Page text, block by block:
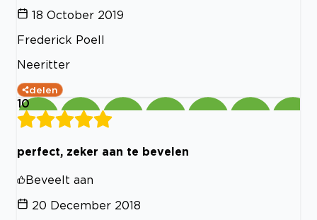
18 October 2019
Frederick Poell
Neeritter
delen
10
perfect, zeker aan te bevelen
Beveelt aan
20 December 2018